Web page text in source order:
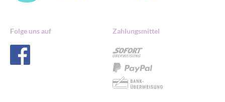
Folge uns auf Zahlungsmittel